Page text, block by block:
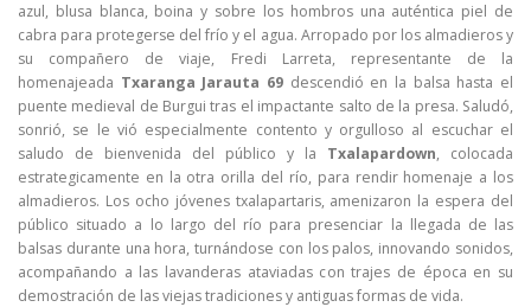
azul, blusa blanca, boina y sobre los hombros una auténtica piel de
cabra para protegerse del frío y el agua. Arropado por los almadieros y
su compañero de viaje, Fredi Larreta, representante de la
homenajeada Txaranga Jarauta 69 descendió en la balsa hasta el
puente medieval de Burgui tras el impactante salto de la presa. Saludó,
sonrió, se le vió especialmente contento y orgulloso al escuchar el
saludo de bienvenida del público y la Txalapardown, colocada
estrategicamente en la otra orilla del río, para rendir homenaje a los
almadieros. Los ocho jóvenes txalapartaris, amenizaron la espera del
público situado a lo largo del río para presenciar la llegada de las
balsas durante una hora, turnándose con los palos, innovando sonidos,
acompañando a las lavanderas ataviadas con trajes de época en su
demostración de las viejas tradiciones y antiguas formas de vida.